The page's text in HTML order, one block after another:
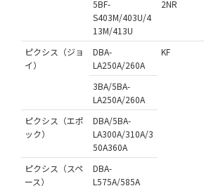
5BF-
S403M/403U/4
13M/413U
2NR
ピクシス（ジョ
イ）
DBA-
LA250A/260A
KF
3BA/5BA-
LA250A/260A
ピクシス（エポ
ック）
DBA/5BA-
LA300A/310A/3
50A360A
ピクシス（スペ
ース）
DBA-
L575A/585A